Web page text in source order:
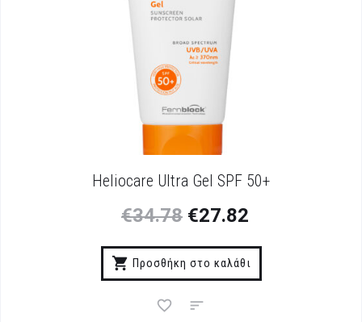
Heliocare Ultra Gel SPF 50+
€34.78 €27.82
Προσθήκη στο καλάθι